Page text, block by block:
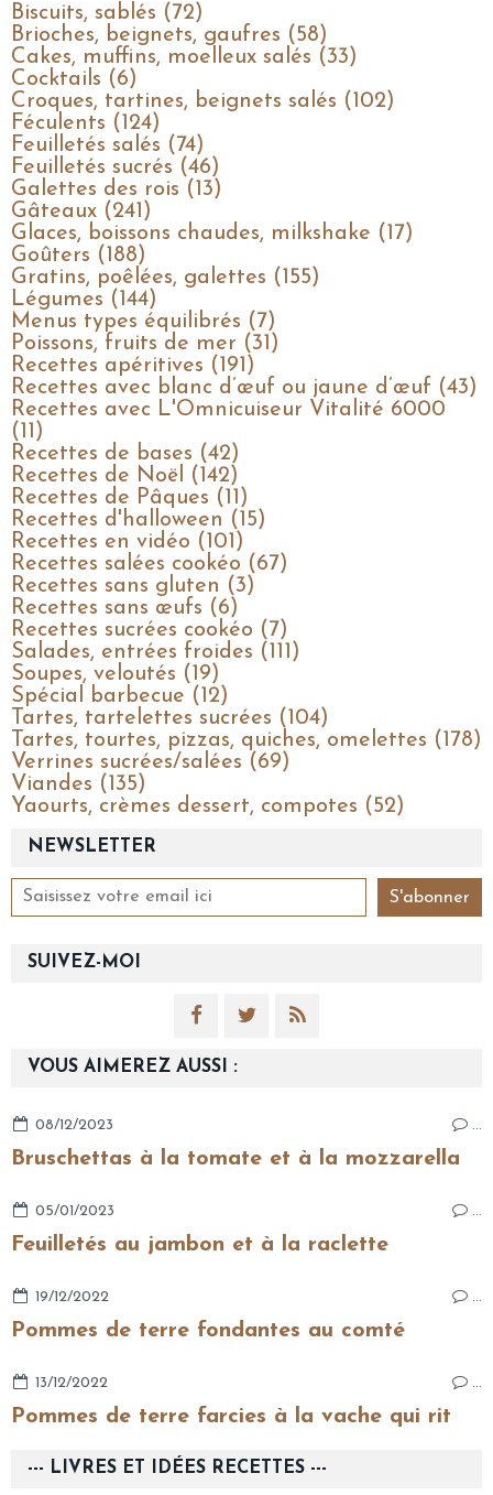
NEWSLETTER
SUIVEZ-MOI
VOUS AIMEREZ AUSSI :
08/12/2023 …
Bruschettas à la tomate et à la mozzarella
05/01/2023 …
Feuilletés au jambon et à la raclette
19/12/2022 …
Pommes de terre fondantes au comté
13/12/2022
Pommes de terre farcies à la vache qui rit
Biscuits, sablés (72)
Brioches, beignets, gaufres (58)
Cakes, muffins, moelleux salés (33)
Cocktails (6)
Croques, tartines, beignets salés (102)
Féculents (124)
Feuilletés salés (74)
Feuilletés sucrés (46)
Galettes des rois (13)
Gâteaux (241)
Glaces, boissons chaudes, milkshake (17)
Goûters (188)
Gratins, poêlées, galettes (155)
Légumes (144)
Menus types équilibrés (7)
Poissons, fruits de mer (31)
Recettes apéritives (191)
Recettes avec blanc d’œuf ou jaune d’œuf (43)
Recettes avec L'Omnicuiseur Vitalité 6000
(11)
Recettes de bases (42)
Recettes de Noël (142)
Recettes de Pâques (11)
Recettes d'halloween (15)
Recettes en vidéo (101)
Recettes salées cookéo (67)
Recettes sans gluten (3)
Recettes sans œufs (6)
Recettes sucrées cookéo (7)
Salades, entrées froides (111)
Soupes, veloutés (19)
Spécial barbecue (12)
Tartes, tartelettes sucrées (104)
Tartes, tourtes, pizzas, quiches, omelettes (178)
Verrines sucrées/salées (69)
Viandes (135)
Yaourts, crèmes dessert, compotes (52)
--- LIVRES ET IDÉES RECETTES ---